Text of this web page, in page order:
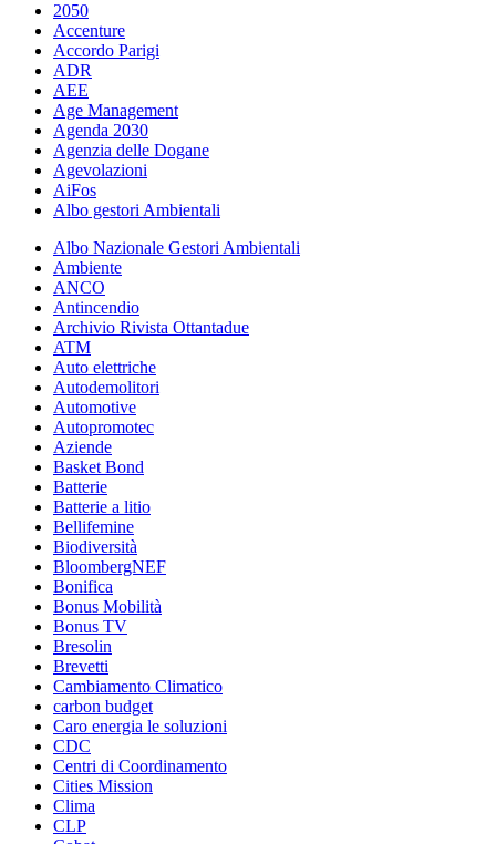
2050
Accenture
Accordo Parigi
ADR
AEE
Age Management
Agenda 2030
Agenzia delle Dogane
Agevolazioni
AiFos
Albo gestori Ambientali
Albo Nazionale Gestori Ambientali
Ambiente
ANCO
Antincendio
Archivio Rivista Ottantadue
ATM
Auto elettriche
Autodemolitori
Automotive
Autopromotec
Aziende
Basket Bond
Batterie
Batterie a litio
Bellifemine
Biodiversità
BloombergNEF
Bonifica
Bonus Mobilità
Bonus TV
Bresolin
Brevetti
Cambiamento Climatico
carbon budget
Caro energia le soluzioni
CDC
Centri di Coordinamento
Cities Mission
Clima
CLP